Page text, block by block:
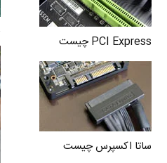
PCI Express چیست
ساتا اکسپرس چیست